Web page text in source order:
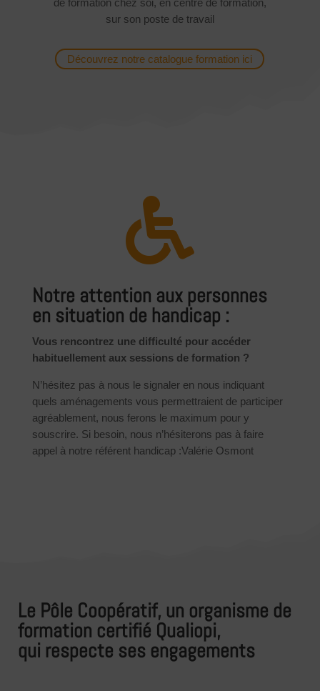
sur son poste de travail
Découvrez notre catalogue formation ici

Notre attention aux personnes
en situation de handicap :
Vous rencontrez une difficulté pour accéder
habituellement aux sessions de formation ?
N’hésitez pas à nous le signaler en nous indiquant
quels aménagements vous permettraient de participer
agréablement, nous ferons le maximum pour y
souscrire. Si besoin, nous n’hésiterons pas à faire
appel à notre référent handicap :Valérie Osmont
Le Pôle Coopératif, un organisme de
formation certifié Qualiopi,
qui respecte ses engagements